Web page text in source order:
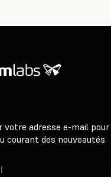
votre adresse e-mail pour
courant des nouveautés